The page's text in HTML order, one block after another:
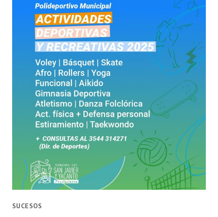
SUCESOS